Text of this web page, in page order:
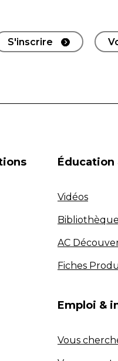
S'inscrire
Éducation
Vidéos
Bibliothèque
AC
Fiches
Emploi &
Vous